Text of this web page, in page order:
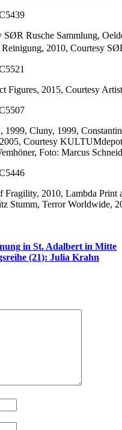
Rusche Sammlung,
2010, Courtesy
2015, Courtesy
Cluny, 1999,
Courtesy
Foto: Marcus
Fragility, 2010, Lambda
Stumm, Terror Worldwide,
in St. Adalbert in Mitte
(21): Julia Krahn